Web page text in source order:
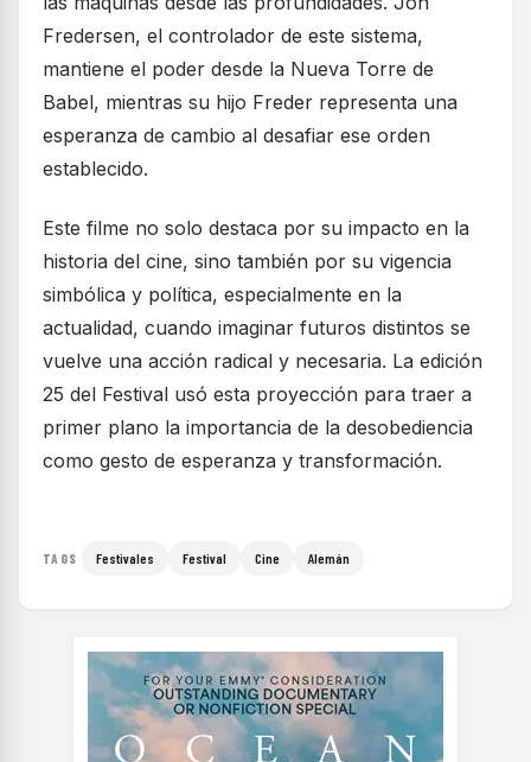
Fredersen, el controlador de este sistema,
mantiene el poder desde la Nueva Torre de
Babel, mientras su hijo Freder representa una
esperanza de cambio al desafiar ese orden
establecido.
Este filme no solo destaca por su impacto en la
historia del cine, sino también por su vigencia
simbólica y política, especialmente en la
actualidad, cuando imaginar futuros distintos se
vuelve una acción radical y necesaria. La edición
25 del Festival usó esta proyección para traer a
primer plano la importancia de la desobediencia
como gesto de esperanza y transformación.
TAGS Festivales Festival Cine Alemán